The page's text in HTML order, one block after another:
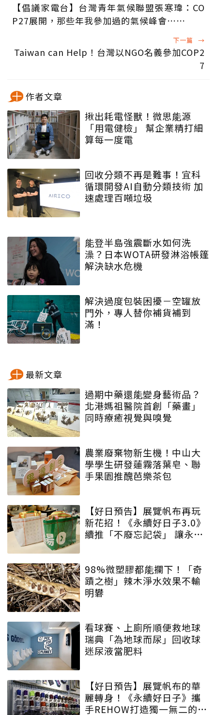
【倡議家電台】台灣青年氣候聯盟張寒瑋：CO
P27展開，那些年我參加過的氣候峰會⋯⋯
下一篇 →
Taiwan can Help！台灣以NGO名義參加COP2
7
作者文章
揪出耗電怪獸！微思能源
「用電健檢」 幫企業精打細
算每一度電
回收分類不再是難事！宜科
循環開發AI自動分類技術 加
速處理百噸垃圾
能登半島強震斷水如何洗
澡？日本WOTA研發淋浴帳篷
解決缺水危機
解決過度包裝困擾－空罐放
門外，專人替你補貨補到
滿！
最新文章
過期中藥還能變身藝術品？
北港媽祖醫院首創「藥畫」
同時療癒視覺與嗅覺
農業廢棄物新生機！中山大
學學生研發蓮霧落葉皂、聯
手果園推醜芭樂茶包
【好日預告】展覽帆布再玩
新花招！《永續好日子3.0》
續推「不廢忘記袋」 讓永續
98%微塑膠都能攔下！「奇
蹟之樹」辣木淨水效果不輸
明礬
看球賽、上廁所順便救地球
瑞典「為地球而尿」回收球
迷尿液當肥料
【好日預告】展覽帆布的華
麗轉身！《永續好日子》攜
手REHOW打造獨一無二的